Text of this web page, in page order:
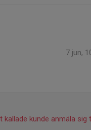
7 jun,
kallade kunde anmäla